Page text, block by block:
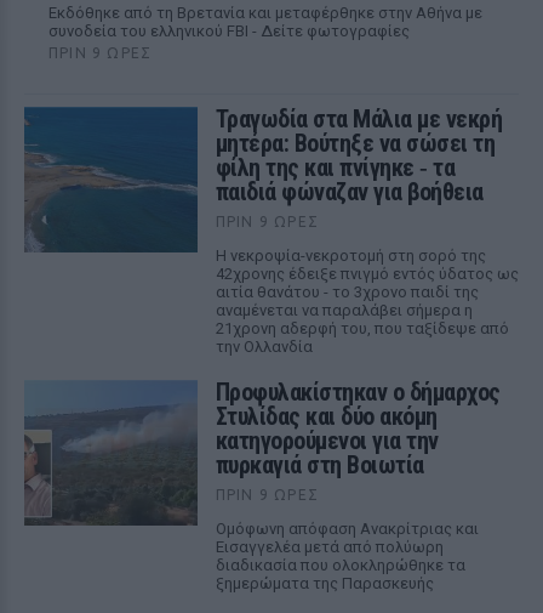
Εκδόθηκε από τη Βρετανία και μεταφέρθηκε στην Αθήνα με
συνοδεία του ελληνικού FBI - Δείτε φωτογραφίες
ΠΡΙΝ 9 ΏΡΕΣ
Τραγωδία στα Μάλια με νεκρή
μητέρα: Βούτηξε να σώσει τη
φίλη της και πνίγηκε ‑ τα
παιδιά φώναζαν για βοήθεια
ΠΡΙΝ 9 ΏΡΕΣ
Η νεκροψία-νεκροτομή στη σορό της
42χρονης έδειξε πνιγμό εντός ύδατος ως
αιτία θανάτου - το 3χρονο παιδί της
αναμένεται να παραλάβει σήμερα η
21χρονη αδερφή του, που ταξίδεψε από
την Ολλανδία
Προφυλακίστηκαν ο δήμαρχος
Στυλίδας και δύο ακόμη
κατηγορούμενοι για την
πυρκαγιά στη Βοιωτία
ΠΡΙΝ 9 ΏΡΕΣ
Ομόφωνη απόφαση Ανακρίτριας και
Εισαγγελέα μετά από πολύωρη
διαδικασία που ολοκληρώθηκε τα
ξημερώματα της Παρασκευής